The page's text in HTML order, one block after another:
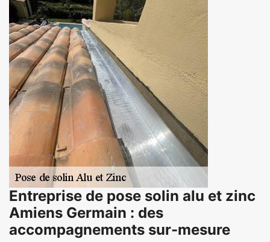
Entreprise de pose solin alu et zinc
Amiens Germain : des
accompagnements sur-mesure